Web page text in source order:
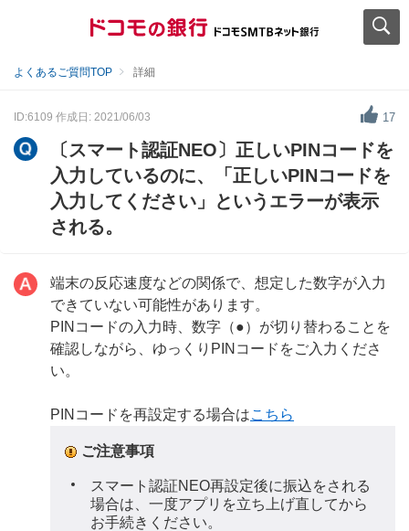
よくあるご質問TOP 詳細
ID:6109 作成日: 2021/06/03 17
〔スマート認証NEO〕正しいPINコードを
入力しているのに、「正しいPINコードを
入力してください」というエラーが表示
される。
端末の反応速度などの関係で、想定した数字が入力
できていない可能性があります。
PINコードの入力時、数字（●）が切り替わることを
確認しながら、ゆっくりPINコードをご入力くださ
い。
PINコードを再設定する場合はこちら
ご注意事項
スマート認証NEO再設定後に振込をされる
場合は、一度アプリを立ち上げ直してから
お手続きください。